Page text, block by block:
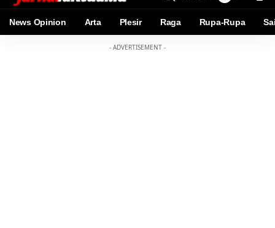
News Opinion Arta Plesir Raga Rupa-Rupa
- ADVERTISEMENT -